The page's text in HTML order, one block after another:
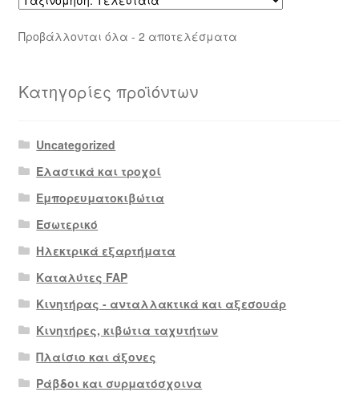
Προβάλλονται όλα - 2 αποτελέσματαSorted
Κατηγορίες προϊόντων
Uncategorized
Ελαστικά και τροχοί
Εμπορευματοκιβώτια
Εσωτερικό
Ηλεκτρικά εξαρτήματα
Καταλύτες FAP
Κινητήρας - ανταλλακτικά και αξεσουάρ
Κινητήρες, κιβώτια ταχυτήτων
Πλαίσιο και άξονες
Ράβδοι και συρματόσχοινα